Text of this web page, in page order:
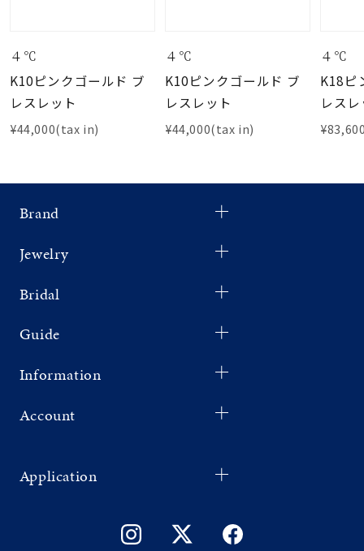
４℃
K10ピンクゴールド ブ
レスレット
¥44,000(tax in)
４℃
K10ピンクゴールド ブ
レスレット
¥44,000(tax in)
４℃
K18ピ
レス
Brand
Jewelry
Bridal
Guide
Information
Account
Application